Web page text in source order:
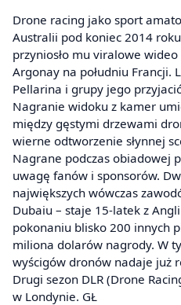
Drone racing jako sport
Australii pod koniec 2014
przyniosło mu viralowe
Argonay na południu Francji.
Pellarina i grupy jego
Nagranie widoku z kamer
między gęstymi drzewami
wierne odtworzenie słynnej
Nagrane podczas obiadowej
uwagę fanów i sponsorów.
największych wówczas
Dubaiu – staje 15-latek z
pokonaniu blisko 200 innych
miliona dolarów nagrody. W
wyścigów dronów nadaje już
Drugi sezon DLR (Drone
w Londynie. GŁ